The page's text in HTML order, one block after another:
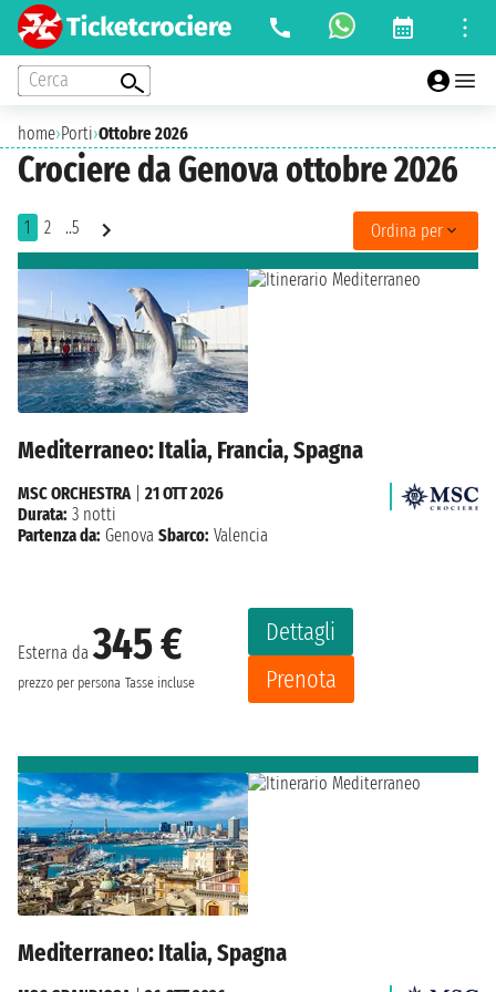
Cerca
home›Porti›Ottobre 2026
Crociere da Genova ottobre 2026
1 2 ..5 Ordina per
Mediterraneo: Italia, Francia, Spagna
Esterna da345 €
prezzo per persona Tasse incluse
Dettagli
Prenota
MSC ORCHESTRA
21 OTT 2026
Durata: 3 notti
Partenza da: Genova Sbarco: Valencia
Mediterraneo: Italia, Spagna